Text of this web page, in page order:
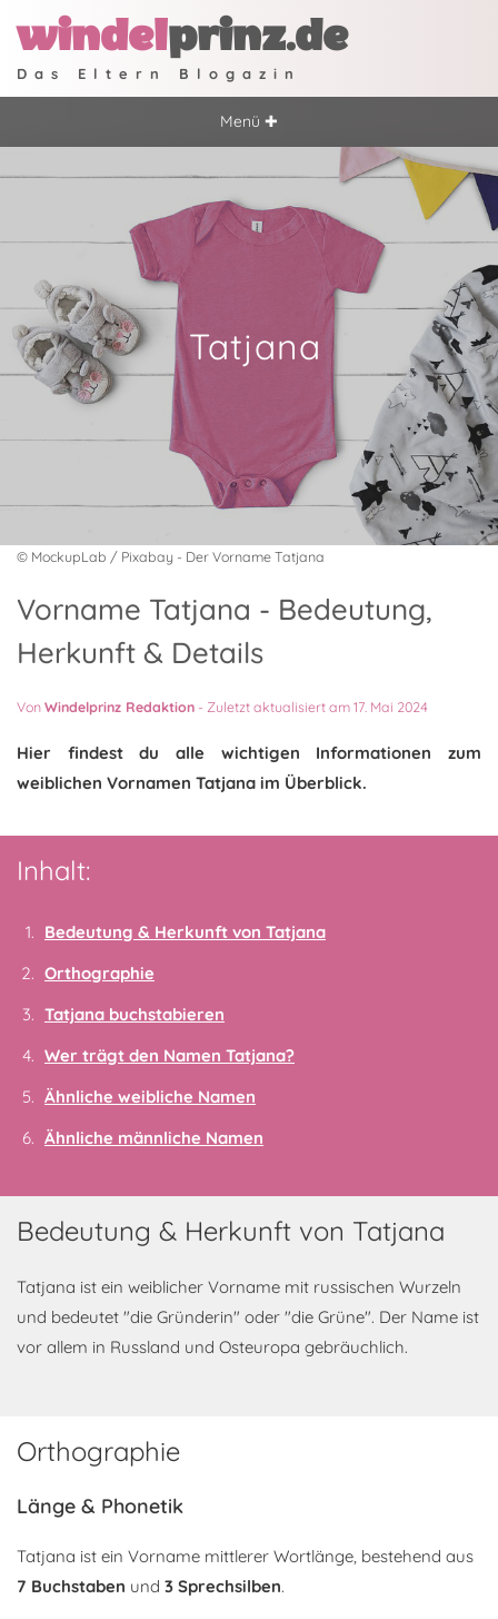
windelprinz.de
Das Eltern Blogazin
Menü ✚
Tatjana
© MockupLab / Pixabay - Der Vorname Tatjana
Vorname Tatjana - Bedeutung,
Herkunft & Details
VonWindelprinz Redaktion - Zuletzt aktualisiert am 17. Mai 2024
Hier findest du alle wichtigen Informationen zum
weiblichen Vornamen Tatjana im Überblick.
Inhalt:
Bedeutung & Herkunft von Tatjana
Orthographie
Tatjana buchstabieren
Wer trägt den Namen Tatjana?
Ähnliche weibliche Namen
Ähnliche männliche Namen
Bedeutung & Herkunft von Tatjana
Tatjana ist ein weiblicher Vorname mit russischen Wurzeln
und bedeutet "die Gründerin" oder "die Grüne". Der Name ist
vor allem in Russland und Osteuropa gebräuchlich.
Orthographie
Länge & Phonetik
Tatjana ist ein Vorname mittlerer Wortlänge, bestehend aus
7 Buchstaben und 3 Sprechsilben.